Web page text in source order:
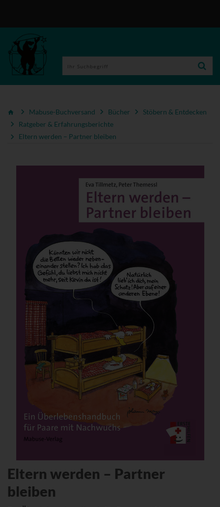
Mabuse-Buchversand Bücher
Stöbern & Entdecken
Ratgeber & Erfahrungsberichte
Eltern werden – Partner bleiben
Eltern werden – Partner
bleiben